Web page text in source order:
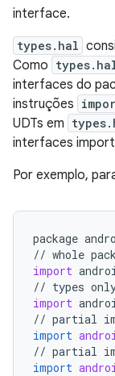
interface.
types.hal
Como
interfaces do
instruções
UDTs em
interfaces
Por exemplo,
package
// whole
import
// types
import
// partial
import
// partial
import